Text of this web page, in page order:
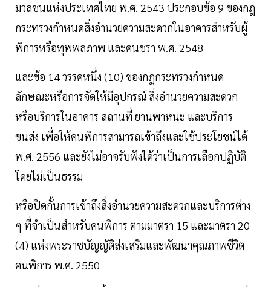
มวลชนแห่งประเทศไทย พ.ศ. 2543 ประกอบข้อ 9 ของกฎ
กระทรวงกำหนดสิ่งอำนวยความสะดวกในอาคารสำหรับผู้
พิการหรือทุพพลภาพ และคนชรา พ.ศ. 2548
และข้อ 14 วรรคหนึ่ง (10) ของกฎกระทรวงกำหนด
ลักษณะหรือการจัดให้มีอุปกรณ์ สิ่งอำนวยความสะดวก
หรือบริการในอาคาร สถานที่ ยานพาหนะ และบริการ
ขนส่ง เพื่อให้คนพิการสามารถเข้าถึงและใช้ประโยชน์ได้
พ.ศ. 2556 และยังไม่อาจรับฟังได้ว่าเป็นการเลือกปฏิบัติ
โดยไม่เป็นธรรม
หรือปิดกั้นการเข้าถึงสิ่งอำนวยความสะดวกและบริการต่าง
ๆ ที่จำเป็นสำหรับคนพิการ ตามมาตรา 15 และมาตรา 20
(4) แห่งพระราชบัญญัติส่งเสริมและพัฒนาคุณภาพชีวิต
คนพิการ พ.ศ. 2550